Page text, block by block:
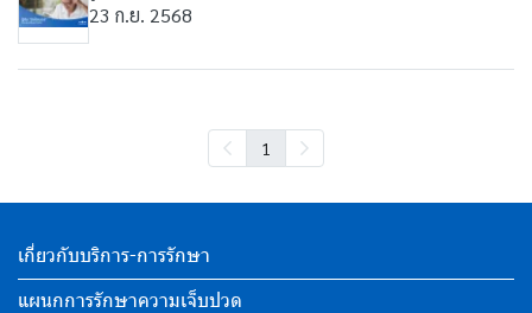
23 ก.ย. 2568
1
เกี่ยวกับบริการ-การรักษา
แผนกการรักษาความเจ็บปวด